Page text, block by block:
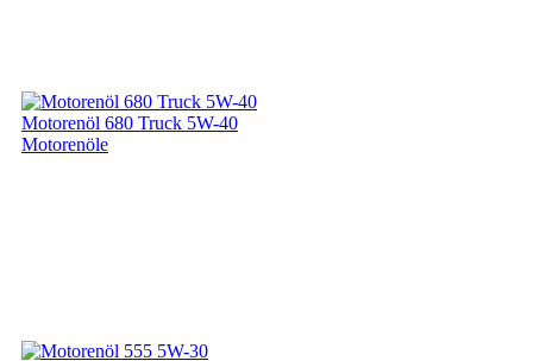
Motorenöl 680 Truck 5W-40
Motorenöle